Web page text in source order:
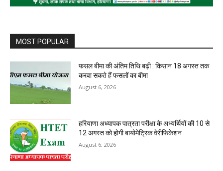
MOST POPULAR
फसल बीमा की अंतिम तिथि बढ़ी : किसान 18 अगस्त तक
करवा सकते हैं फसलों का बीमा
August 6, 2026
हरियाणा अध्यापक पात्रता परीक्षा के अभ्यर्थियों की 10 से
12 अगस्त को होगी बायोमेट्रिक वेरीफिकेशन
August 6, 2026